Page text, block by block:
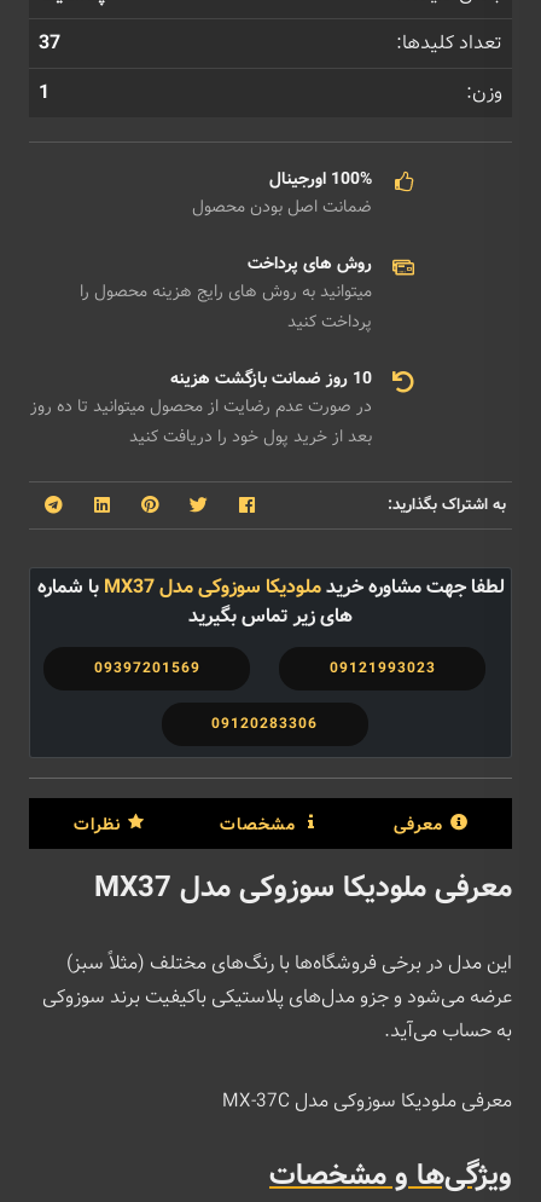
تعداد کلیدها:
37
وزن:
1
100% اورجینال
ضمانت اصل بودن محصول
روش های پرداخت
میتوانید به روش های رایج هزینه محصول را
پرداخت کنید
10 روز ضمانت بازگشت هزینه
در صورت عدم رضایت از محصول میتوانید تا ده روز
بعد از خرید پول خود را دریافت کنید
به اشتراک بگذارید:
لطفا جهت مشاوره خریدملودیکا سوزوکی مدل MX37
با شماره
های زیر تماس بگیرید
09121993023
09397201569
09120283306
معرفی مشخصات نظرات
معرفی ملودیکا سوزوکی مدل MX37
این مدل در برخی فروشگاه‌ها با رنگ‌های مختلف (مثلاً سبز)
عرضه می‌شود و جزو مدل‌های پلاستیکی باکیفیت برند سوزوکی
به حساب می‌آید.
معرفی ملودیکا سوزوکی مدل MX-37C
ویژگی‌ها و مشخصات